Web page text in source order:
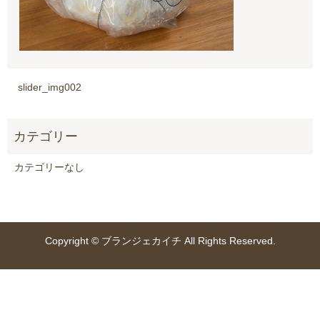
slider_img002
カテゴリーなし
Copyright © ブランジェカイチ All Rights Reserved.